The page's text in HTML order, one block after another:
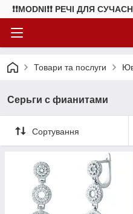
❗❗MODNI❗❗ РЕЧІ ДЛЯ
Товари та послуги
Серьги с фианитами
Сортування